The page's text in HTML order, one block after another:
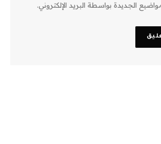
الجديدة بواسطة البريد الإلكتروني.